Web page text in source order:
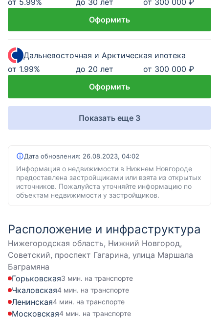
от 5.99% до 30 лет
от 300 000 ₽
Оформить
Дальневосточная и Арктическая ипотека
от 1.99% до 20 лет
от 300 000 ₽
Оформить
Показать еще 3
Дата обновления: 26.08.2023, 04:02
Информация о недвижимости в Нижнем Новгороде
предоставлена застройщиками или взята из открытых
источников. Пожалуйста уточняйте информацию по
объектам недвижимости у застройщиков.
Расположение и инфраструктура
Нижегородская область, Нижний Новгород,
Советский, проспект Гагарина, улица Маршала
Баграмяна
Горьковская3 мин. на транспорте
Чкаловская4 мин. на транспорте
Ленинская4 мин. на транспорте
Московская4 мин. на транспорте